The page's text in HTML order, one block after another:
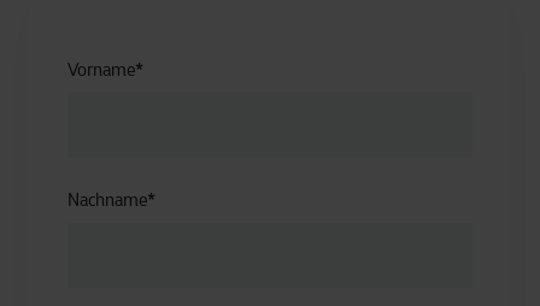
Vorname*
Nachname*